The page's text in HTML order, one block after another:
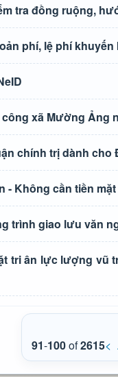
tra đồng ruộng,
phí, lệ phí
xã Mường Ảng
chính trị dành cho
- Không cần tiền mặt
trình giao lưu văn
tri ân lực lượng vũ
91-100of2615<